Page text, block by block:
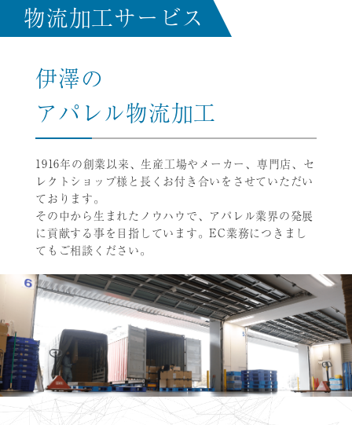
物流加工サービス
伊澤の
アパレル物流加工
1916年の創業以来、生産工場やメーカー、専門店、セ
レクトショップ様と長くお付き合いをさせていただい
ております。
その中から生まれたノウハウで、アパレル業界の発展
に貢献する事を目指しています。EC業務につきまし
てもご相談ください。